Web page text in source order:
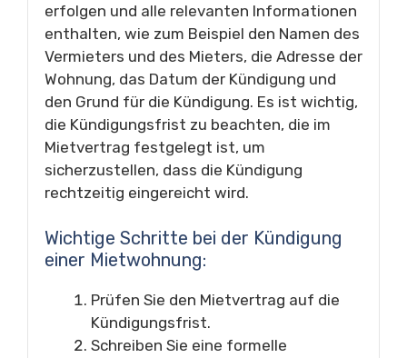
erfolgen und alle relevanten Informationen
enthalten, wie zum Beispiel den Namen des
Vermieters und des Mieters, die Adresse der
Wohnung, das Datum der Kündigung und
den Grund für die Kündigung. Es ist wichtig,
die Kündigungsfrist zu beachten, die im
Mietvertrag festgelegt ist, um
sicherzustellen, dass die Kündigung
rechtzeitig eingereicht wird.
Wichtige Schritte bei der Kündigung
einer Mietwohnung:
Prüfen Sie den Mietvertrag auf die
Kündigungsfrist.
Schreiben Sie eine formelle